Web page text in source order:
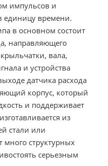
импульсов и
единицу времени.
в основном состоит
направляющего
вала,
и устройства
датчика расхода
корпус, который
и поддерживает
из
стали или
структурных
серьезным